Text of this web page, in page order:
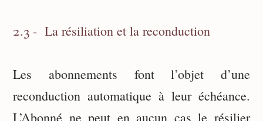
2.3 - La résiliation et la reconduction
Les abonnements font l’objet d’une
reconduction automatique à leur échéance.
L’Abonné ne peut en aucun cas le résilier